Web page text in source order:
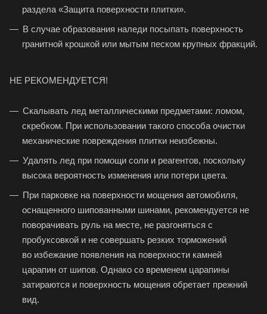
раздела «Защита поверхности плитки».
В случае образования наледи посыпать поверхность
гранитной крошкой или мытым песком крупных фракций.
НЕ РЕКОМЕНДУЕТСЯ!
Скалывать лед металлическими предметами: ломом,
скребком. При использовании такого способа очистки
механические повреждения плитки неизбежны.
Удалять лед при помощи соли и реагентов, поскольку
высока вероятность изменения или потери цвета.
При парковке на поверхности мощения автомобиля,
оснащенного шипованными шинами, рекомендуется не
поворачивать руль на месте, не разгоняться с
пробуксовкой и не совершать резких торможений
во избежание появления на поверхности камней
царапин от шипов. Однако со временем царапины
затираются и поверхность мощения обретает прежний
вид.